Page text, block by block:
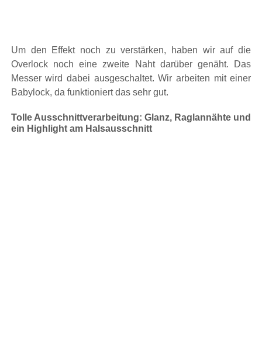
Um den Effekt noch zu verstärken, haben wir auf die
Overlock noch eine zweite Naht darüber genäht. Das
Messer wird dabei ausgeschaltet. Wir arbeiten mit einer
Babylock, da funktioniert das sehr gut.
Tolle Ausschnittverarbeitung: Glanz, Raglannähte und
ein Highlight am Halsausschnitt